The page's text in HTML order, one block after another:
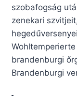
szobafogság
zenekari
brandenburgi
Brandenburgi